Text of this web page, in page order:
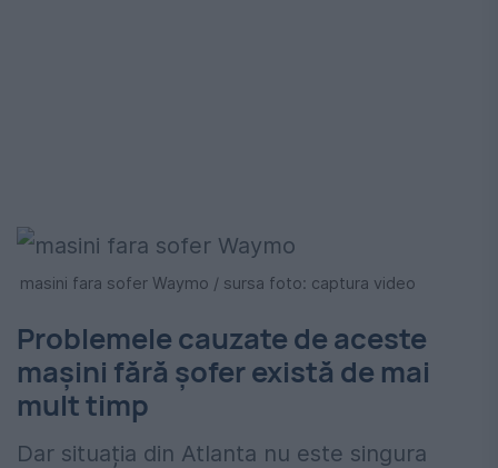
masini fara sofer Waymo / sursa foto: captura video
Problemele cauzate de aceste
mașini fără șofer există de mai
mult timp
Dar situația din Atlanta nu este singura